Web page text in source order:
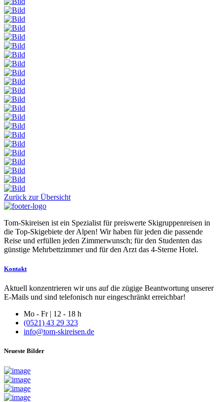
Zurück zur Übersicht
Tom-Skireisen ist ein Spezialist für preiswerte Skigruppenreisen in
die Top-Skigebiete der Alpen! Wir haben für jeden die passende
Reise und erfüllen jeden Zimmerwunsch; für den Studenten das
günstige Mehrbettzimmer und für den Arzt das 4-Sterne Hotel.
Kontakt
Aktuell konzentrieren wir uns auf die zügige Beantwortung unserer
E-Mails und sind telefonisch nur eingeschränkt erreichbar!
Mo - Fr | 12 - 18 h
(0521) 43 29 323
info@tom-skireisen.de
Neueste Bilder